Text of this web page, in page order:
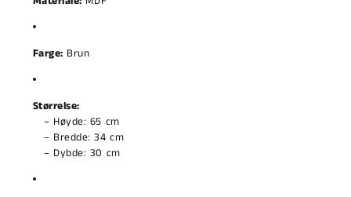
Farge: Brun
Størrelse:
– Høyde: 65 cm
– Bredde: 34 cm
– Dybde: 30 cm